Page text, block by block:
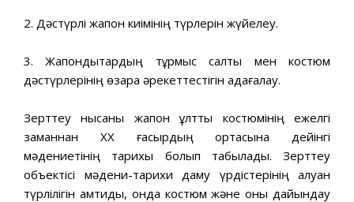
2. Дәстүрлі жапон киімінің түрлерін жүйелеу.
3. Жапондықтардың тұрмыс салты мен костюм
дәстүрлерінің өзара әрекеттестігін қадағалау.
Зерттеу нысаны жапон ұлттық костюмінің ежелгі
заманнан ХХ ғасырдың ортасына дейінгі
мәдениетінің тарихы болып табылады. Зерттеу
объектісі мәдени-тарихи даму үрдістерінің алуан
түрлілігін қамтиды, онда костюм және оны дайындау